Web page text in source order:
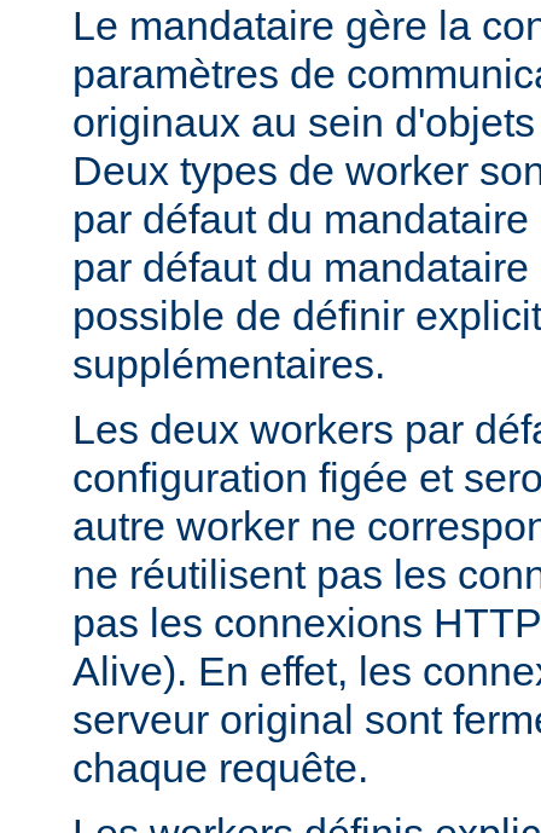
Le mandataire gère la
paramètres de
originaux au sein
Deux types de worker
par défaut du
par défaut du
possible de définir
supplémentaires.
Les deux workers par
configuration figée et
autre worker ne
ne réutilisent pas les
pas les connexions
Alive). En effet, les
serveur original sont
chaque requête.